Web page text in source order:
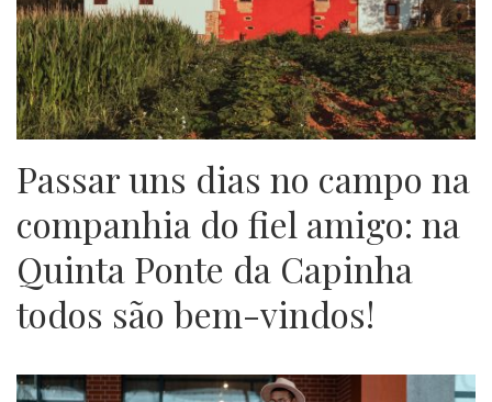
Passar uns dias no campo na
companhia do fiel amigo: na
Quinta Ponte da Capinha
todos são bem-vindos!